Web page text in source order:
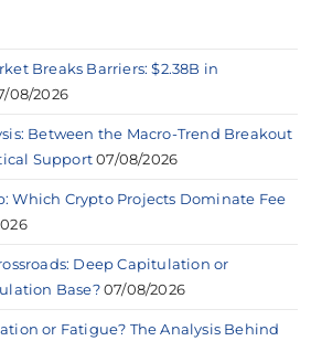
Breaks Barriers: $2.38B in
08/2026
Between the Macro-Trend Breakout
Support 07/08/2026
Which Crypto Projects Dominate Fee
Deep Capitulation or
Base? 07/08/2026
or Fatigue? The Analysis Behind